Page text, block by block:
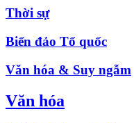
Thời sự
Biển đảo Tổ quốc
Văn hóa & Suy ngẫm
Văn hóa